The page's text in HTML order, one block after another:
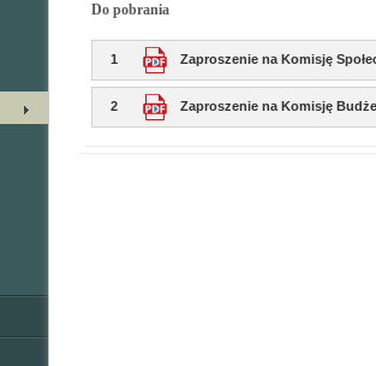
Do pobrania
1 Zaproszenie na Komisję
2 Zaproszenie na Komisję